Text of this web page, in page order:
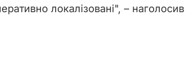
локалізовані", – наголосив